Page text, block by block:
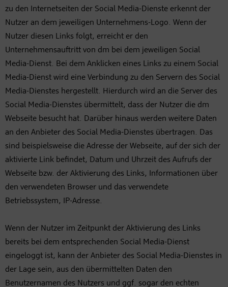
zu den Internetseiten der Social Media-Dienste erkennt der
Nutzer an dem jeweiligen Unternehmens-Logo. Wenn der
Nutzer diesen Links folgt, erreicht er den
Unternehmensauftritt von dm bei dem jeweiligen Social
Media-Dienst. Bei dem Anklicken eines Links zu einem Social
Media-Dienst wird eine Verbindung zu den Servern des Social
Media-Dienstes hergestellt. Hierdurch wird an die Server des
Social Media-Dienstes übermittelt, dass der Nutzer die dm
Webseite besucht hat. Darüber hinaus werden weitere Daten
an den Anbieter des Social Media-Dienstes übertragen. Das
sind beispielsweise die Adresse der Webseite, auf der sich der
aktivierte Link befindet, Datum und Uhrzeit des Aufrufs der
Webseite bzw. der Aktivierung des Links, Informationen über
den verwendeten Browser und das verwendete
Betriebssystem, IP-Adresse.
Wenn der Nutzer im Zeitpunkt der Aktivierung des Links
bereits bei dem entsprechenden Social Media-Dienst
eingeloggt ist, kann der Anbieter des Social Media-Dienstes in
der Lage sein, aus den übermittelten Daten den
Benutzernamen des Nutzers und ggf. sogar den echten